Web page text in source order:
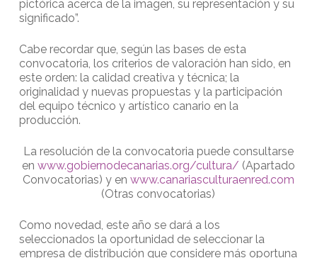
pictórica acerca de la imagen, su representación y su
significado”.
Cabe recordar que, según las bases de esta
convocatoria, los criterios de valoración han sido, en
este orden: la calidad creativa y técnica; la
originalidad y nuevas propuestas y la participación
del equipo técnico y artístico canario en la
producción.
La resolución de la convocatoria puede consultarse
en www.gobiernodecanarias.org/cultura/ (Apartado
Convocatorias) y en www.canariasculturaenred.com
(Otras convocatorias)
Como novedad, este año se dará a los
seleccionados la oportunidad de seleccionar la
empresa de distribución que considere más oportuna